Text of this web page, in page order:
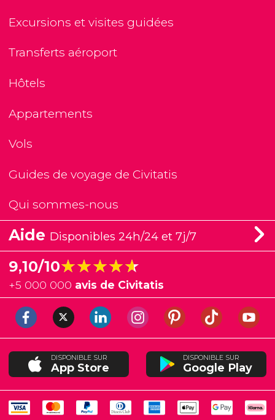
Excursions et visites guidées
Transferts aéroport
Hôtels
Appartements
Vols
Guides de voyage de Civitatis
Qui sommes-nous
Aide Disponibles 24h/24 et 7j/7
9,10/10★★★★★
★★★★★
+5 000 000 avis de Civitatis
DISPONIBLE SUR
App Store
DISPONIBLE SUR
Google Play